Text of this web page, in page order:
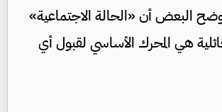
أوضح البعض أن «الحالة الاجتماعية»
هي المحرك الأساسي لقبول أي